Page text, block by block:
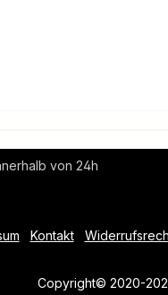
von 24h
Kontakt
Copyright© 2020-